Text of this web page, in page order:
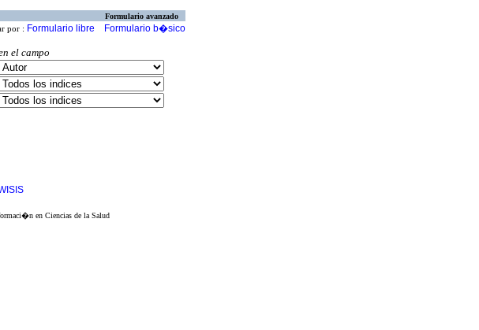
Formulario avanzado
por : Formulario libre Formulario b�sico
el campo
en Ciencias de la Salud